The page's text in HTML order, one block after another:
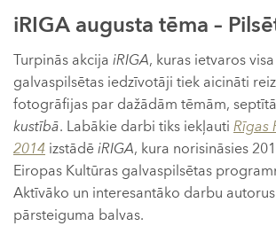
iRIGA augusta tēma –
Turpinās akcija iRIGA, kuras ietvaros
galvaspilsētas iedzīvotāji tiek aicināti
fotogrāfijas par dažādām tēmām,
kustībā. Labākie darbi tiks iekļauti Rīgas
2014 izstādēiRIGA, kura norisināsies
Eiropas Kultūras galvaspilsētas
Aktīvāko un interesantāko darbu
pārsteiguma balvas.